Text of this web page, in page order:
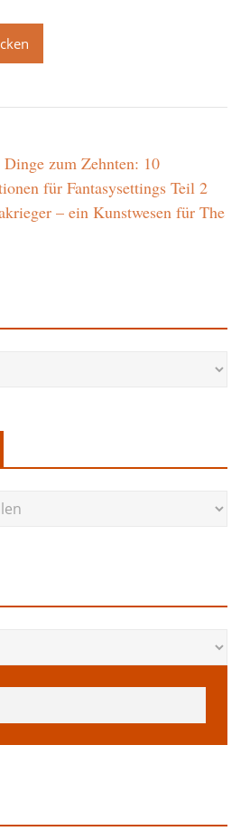
Dinge zum Zehnten: 10
für Fantasysettings Teil 2
– ein Kunstwesen für The